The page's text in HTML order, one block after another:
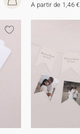
A partir de 1,46 €